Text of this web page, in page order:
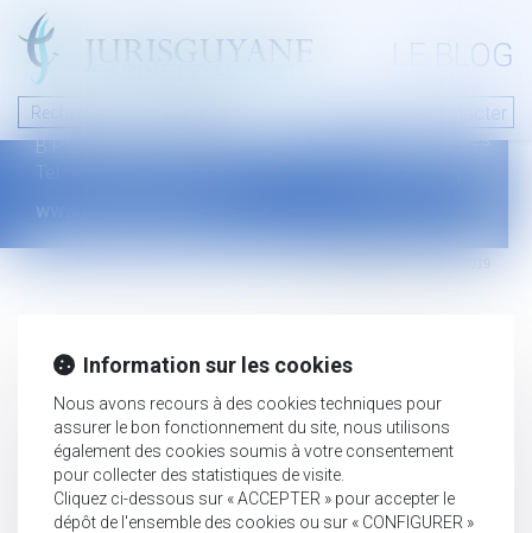
LE BLOG
Nous contacter
46 avenue de la liberté
B.P.315 - 97327 Cayenne Cedex
Tel : +594 594 29 45 35
www.jurisguyane.com
Mentions légales
Information sur les cookies
Nous avons recours à des cookies techniques pour
assurer le bon fonctionnement du site, nous utilisons
également des cookies soumis à votre consentement
pour collecter des statistiques de visite.
Cliquez ci-dessous sur « ACCEPTER » pour accepter le
dépôt de l'ensemble des cookies ou sur « CONFIGURER »